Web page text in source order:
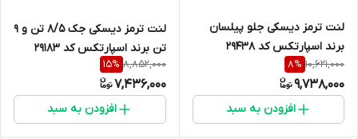
لنت ترمز دیسکی جلو پیلسان
برند اسپارتکس کد 29438
10,621,000
8%
9,738,000
افزودن به سبد
لنت ترمز دیسکی جک 8/5 تن و 9
تن برند اسپارتکس کد 29183
8,852,000
15%
7,436,000
افزودن به سبد